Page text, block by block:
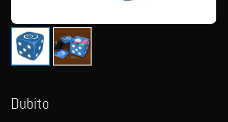
Dubito